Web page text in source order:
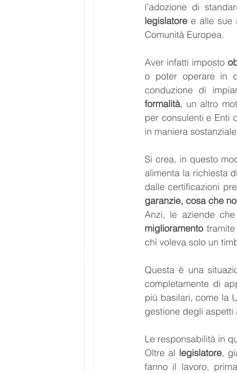
legislatore e alle sue
Comunità Europea.
Aver infatti imposto
o poter operare in
formalità, un altro
per consulenti e Enti
in maniera
Si crea, in questo
alimenta la richiesta
dalle certificazioni
garanzie, cosa che
Anzi, le aziende
miglioramento
chi voleva solo un
Questa è una
completamente di
più basilari, come la
gestione degli aspetti
Le responsabilità in
Oltre al legislatore,
fanno il lavoro,